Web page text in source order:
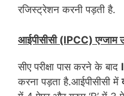
रजिस्ट्रेशन करनी पड़ती है.
आईपीसीसी (IPCC) एग्जाम
सीए परीक्षा पास करने के बाद
करना पड़ता है.आईपीसीसी में